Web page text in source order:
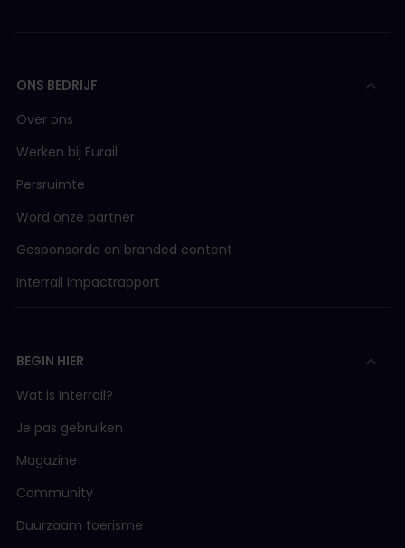
ONS BEDRIJF
Over ons
Werken bij Eurail
Persruimte
Word onze partner
Gesponsorde en branded content
Interrail impactrapport
BEGIN HIER
Wat is Interrail?
Je pas gebruiken
Magazine
Community
Duurzaam toerisme